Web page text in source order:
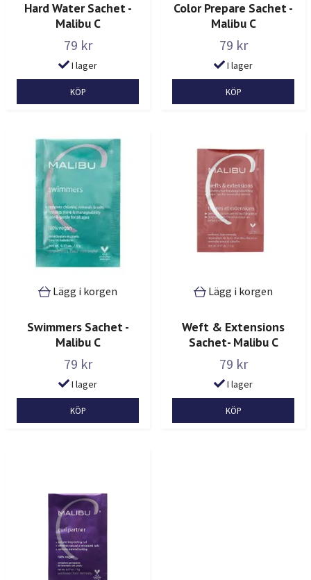
Hard Water Sachet -
Malibu C
79 kr
I lager
Color Prepare Sachet -
Malibu C
79 kr
I lager
Lägg i korgen
Swimmers Sachet -
Malibu C
79 kr
I lager
Lägg i korgen
Weft & Extensions
Sachet- Malibu C
79 kr
I lager